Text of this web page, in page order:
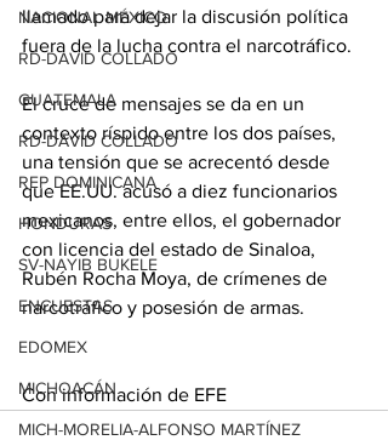
NACIONAL MÉXICO
RD-DAVID COLLADO
GUATEMALA
RD-DAVID COLLADO
REP DOMINICANA
HONDURAS
SV-NAYIB BUKELE
ENCUESTAS
EDOMEX
MICHOACÁN
MICH-MORELIA-ALFONSO MARTÍNEZ
llamado para dejar la discusión política
fuera de la lucha contra el narcotráfico.
El cruce de mensajes se da en un
contexto ríspido entre los dos países,
una tensión que se acrecentó desde
que EE.UU. acusó a diez funcionarios
mexicanos, entre ellos, el gobernador
con licencia del estado de Sinaloa,
Rubén Rocha Moya, de crímenes de
narcotráfico y posesión de armas.
Con información de EFE